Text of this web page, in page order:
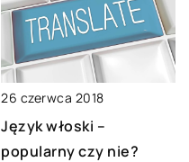
26 czerwca 2018
Język włoski –
popularny czy nie?